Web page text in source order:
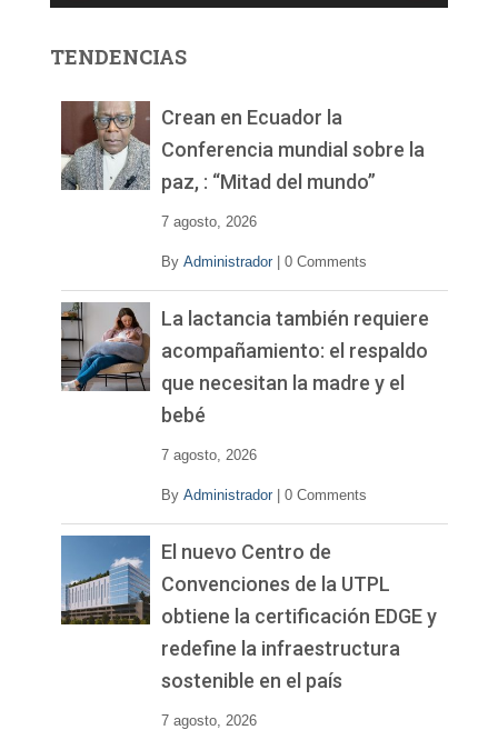
d
TENDENCIAS
Crean en Ecuador la
Conferencia mundial sobre la
paz, : “Mitad del mundo”
7 agosto, 2026
By Administrador 0 Comments
La lactancia también requiere
acompañamiento: el respaldo
que necesitan la madre y el
bebé
7 agosto, 2026
By Administrador 0 Comments
El nuevo Centro de
Convenciones de la UTPL
obtiene la certificación EDGE y
redefine la infraestructura
sostenible en el país
7 agosto, 2026